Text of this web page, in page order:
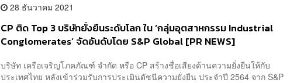
28 ธันวาคม 2021
CP ติด Top 3 บริษัทยั่งยืนระดับโลก ใน ‘กลุ่มอุตสาหกรรม Industrial
Conglomerates’ จัดอันดับโดย S&P Global [PR NEWS]
บริษัท เครือเจริญโภคภัณฑ์ จำกัด หรือ CP สร้างชื่อเสียงด้านความยั่งยืนให้กับ
ประเทศไทย หลังเข้าร่วมรับการประเมินดัชนีความยั่งยืน ประจำปี 2564 จาก S&P